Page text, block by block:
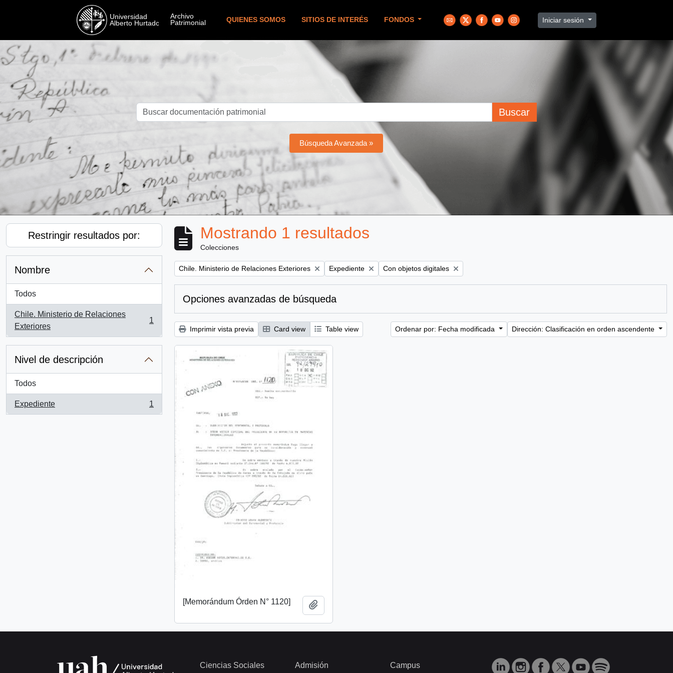
QUIENES SOMOS SITIOS DE INTERÉS FONDOS Iniciar sesión
Buscar
Búsqueda Avanzada »
Restringir resultados por:
Nombre
Todos
Chile. Ministerio de Relaciones
Exteriores
, 1 resultados
1
Nivel de descripción
Todos
Expediente
, 1 resultados
1
Mostrando 1 resultados
Colecciones
Remove filter:
Chile. Ministerio de Relaciones Exteriores Remove filter:
Expediente Remove filter:
Con objetos digitales
Opciones avanzadas de búsqueda
Imprimir vista previa Card view Table view Ordenar por: Fecha modificada Dirección: Clasificación en orden ascendente
[Memorándum Órden N° 1120]
Ciencias Sociales Admisión Campus